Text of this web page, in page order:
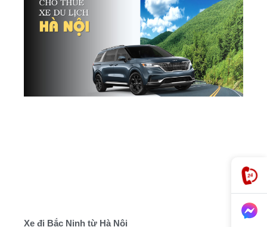
Xe đi Bắc Ninh từ Hà Nội